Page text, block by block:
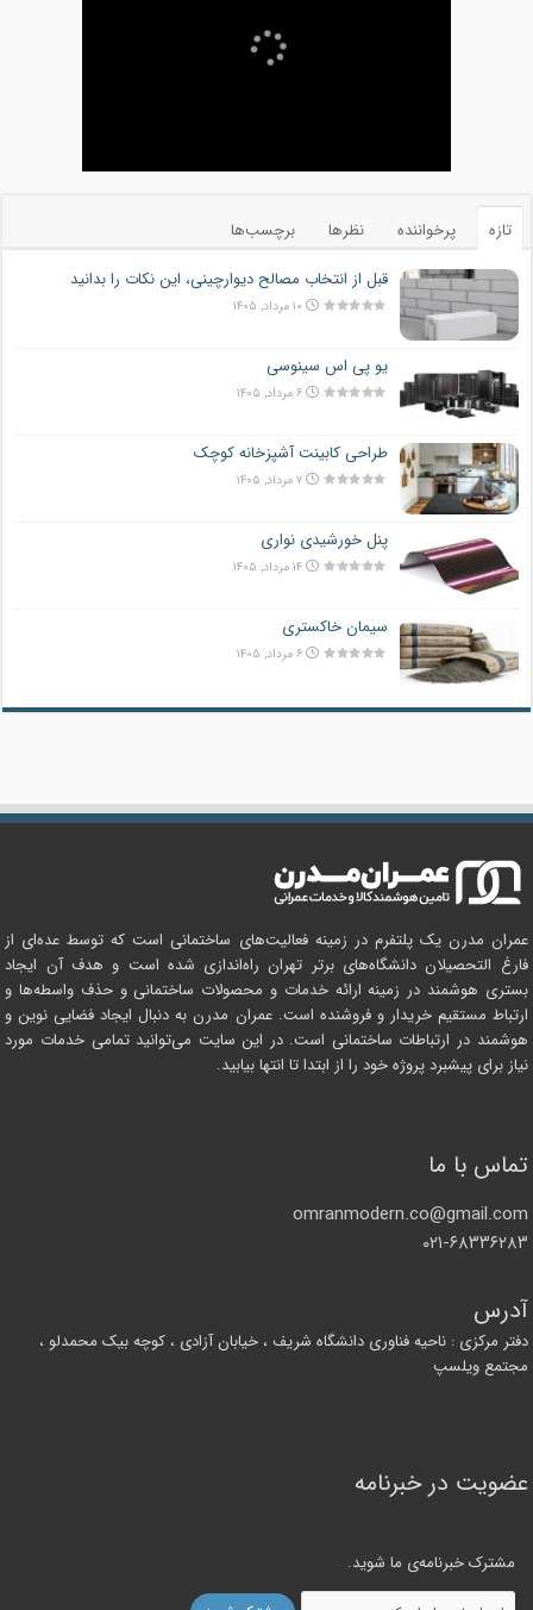
تازه پرخواننده نظرها
برچسب‌ها
قبل از انتخاب مصالح دیوارچینی، این نکات را بدانید
۱۰ مرداد, ۱۴۰۵
یو پی اس سینوسی
۶ مرداد, ۱۴۰۵
طراحی کابینت آشپزخانه کوچک
۷ مرداد, ۱۴۰۵
پنل خورشیدی نواری
۱۴ مرداد, ۱۴۰۵
سیمان خاکستری
۶ مرداد, ۱۴۰۵
عمران مدرن یک پلتفرم در زمینه فعالیت‌های ساختمانی است که توسط عده‌ای از
فارغ التحصیلان دانشگاه‌های برتر تهران راه‌اندازی شده است و هدف آن ایجاد
بستری هوشمند در زمینه ارائه خدمات و محصولات ساختمانی و حذف واسطه‌ها و
ارتباط مستقیم خریدار و فروشنده است. عمران مدرن به دنبال ایجاد فضایی نوین و
هوشمند در ارتباطات ساختمانی است. در این سایت می‌توانید تمامی خدمات مورد
نیاز برای پیشبرد پروژه خود را از ابتدا تا انتها بیابید.
تماس با ما
omranmodern.co@gmail.com
۰۲۱-۶۸۳۳۶۲۸۳
آدرس
دفتر مرکزی : ناحیه فناوری دانشگاه شریف ، خیابان آزادی ، کوچه بیک محمدلو ،
مجتمع ویلسپ
عضویت در خبرنامه
مشترک خبرنامه‌ی ما شوید.